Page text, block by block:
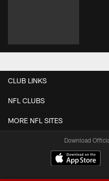
CLUB LINKS
NFL CLUBS
MORE NFL SITES
Download